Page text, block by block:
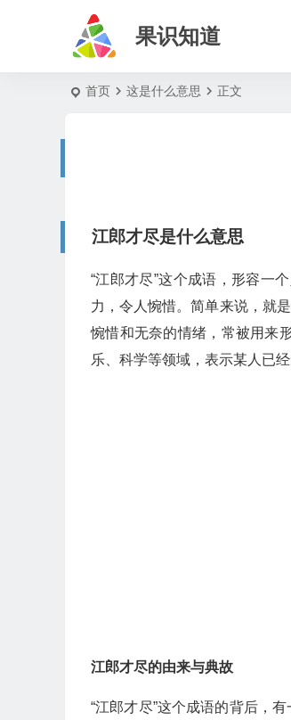
果识知道
首页 这是什么意思 正文
江郎才尽是什么意思
“江郎才尽”这个成语，形容一
力，令人惋惜。简单来说，就
惋惜和无奈的情绪，常被用来
乐、科学等领域，表示某人已
江郎才尽的由来与典故
“江郎才尽”这个成语的背后，